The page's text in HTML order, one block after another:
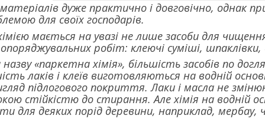
дуже практично і довговічно, однак
для своїх господарів.
мається на увазі не лише засоби для
робіт: клеючі суміші,
«паркетна хімія», більшість засобів по
лаків і клеїв виготовляються на водній
підлогового покриття. Лаки і масла не
стійкістю до стирання. Але хімія на водній
для деяких порід деревини, наприклад, мербау,